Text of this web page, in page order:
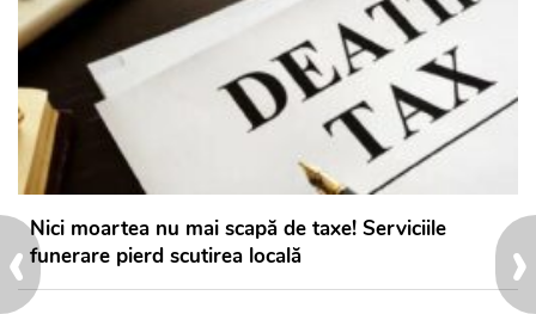
›
‹Nici moartea nu mai scapă de taxe! Serviciile
funerare pierd scutirea locală